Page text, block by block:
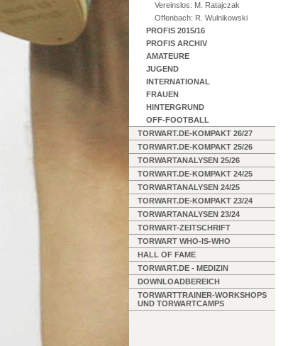
Vereinslos: M. Ratajczak
Offenbach: R. Wulnikowski
PROFIS 2015/16
PROFIS ARCHIV
AMATEURE
JUGEND
INTERNATIONAL
FRAUEN
HINTERGRUND
OFF-FOOTBALL
TORWART.DE-KOMPAKT 26/27
TORWART.DE-KOMPAKT 25/26
TORWARTANALYSEN 25/26
TORWART.DE-KOMPAKT 24/25
TORWARTANALYSEN 24/25
TORWART.DE-KOMPAKT 23/24
TORWARTANALYSEN 23/24
TORWART-ZEITSCHRIFT
TORWART WHO-IS-WHO
HALL OF FAME
TORWART.DE - MEDIZIN
DOWNLOADBEREICH
TORWARTTRAINER-WORKSHOPS
UND TORWARTCAMPS